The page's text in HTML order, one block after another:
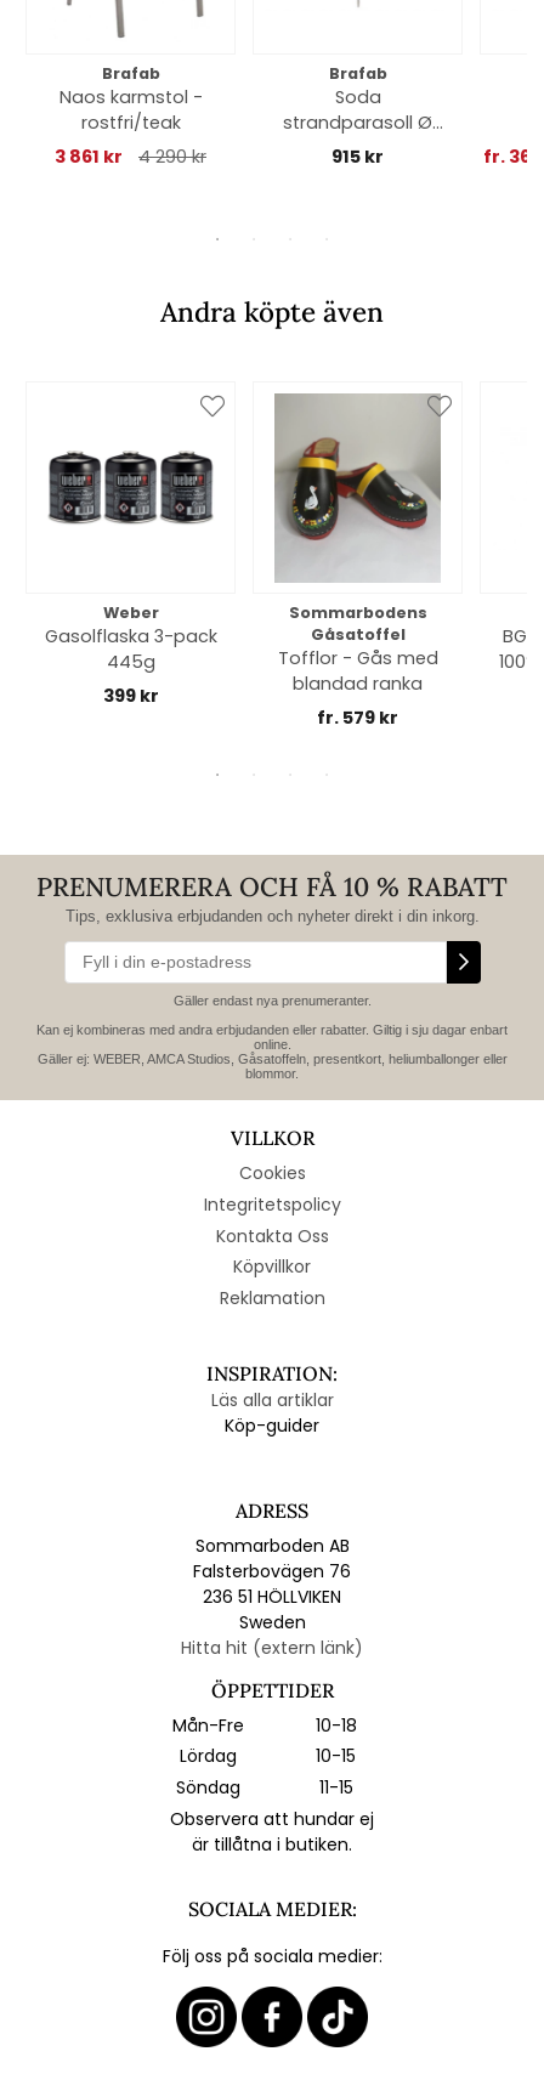
Brafab
Naos karmstol -
rostfri/teak
3 861 kr
4 290 kr
Brafab
Soda
strandparasoll Ø
180 cm - grå
915 kr
fr. 36
Andra köpte även
Weber
Gasolflaska 3-pack
445g
399 kr
Sommarbodens
Gåsatoffel
Tofflor - Gås med
blandad ranka
fr. 579 kr
PRENUMERERA OCH FÅ 10 % RABATT
Tips, exklusiva erbjudanden och nyheter direkt i din inkorg.
Gäller endast nya prenumeranter.
Kan ej kombineras med andra erbjudanden eller rabatter. Giltig i sju dagar enbart
online.
Gäller ej: WEBER, AMCA Studios, Gåsatoffeln, presentkort, heliumballonger eller
blommor.
VILLKOR
Cookies
Integritetspolicy
Kontakta Oss
Köpvillkor
Reklamation
INSPIRATION:
Läs alla artiklar
Köp-guider
ADRESS
Sommarboden AB
Falsterbovägen 76
236 51 HÖLLVIKEN
Sweden
Hitta hit (extern länk)
ÖPPETTIDER
Mån-Fre
10-18
Lördag
10-15
Söndag
11-15
Observera att hundar ej
är tillåtna i butiken.
SOCIALA MEDIER:
Följ oss på sociala medier: